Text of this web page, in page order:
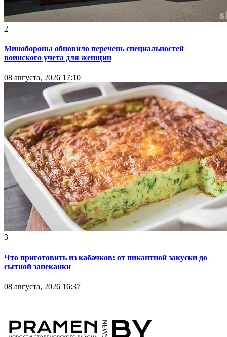
2
Минобороны обновило перечень специальностей
воинского учета для женщин
08 августа, 2026 17:10
3
Что приготовить из кабачков: от пикантной закуски до
сытной запеканки
08 августа, 2026 16:37